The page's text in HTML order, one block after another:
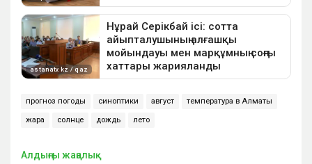
прогноз погоды синоптики август температура в Алматы
жара солнце дождь лето
Алдыңғы жаңалық